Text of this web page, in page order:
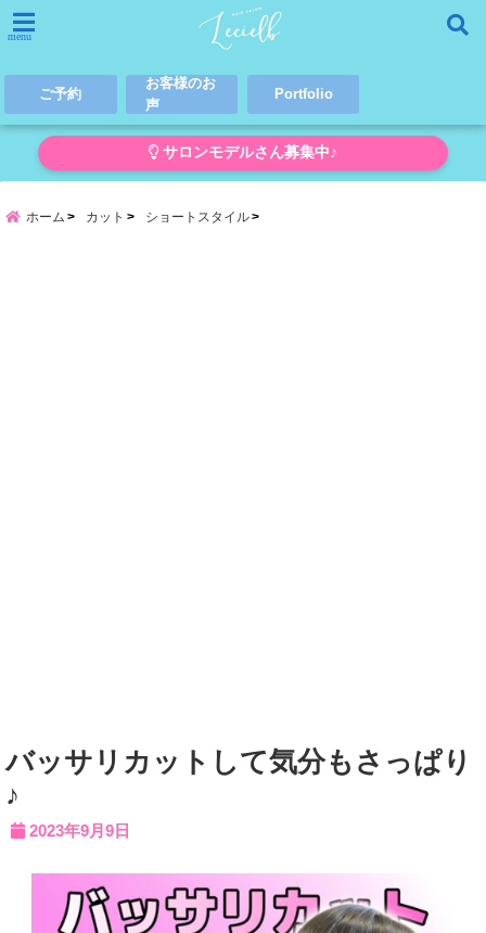
menu
ご予約
お客様のお
声
Portfolio
サロンモデルさん募集中♪
ホーム カット ショートスタイル
バッサリカットして気分もさっぱり
♪
2023年9月9日